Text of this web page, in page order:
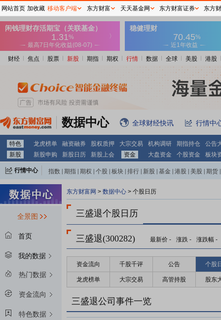
财经 焦点 股票 新股 期指 期权 行情 数据 全球 美股 港股
数据中心 全球财经快讯 行情中
特色 龙虎榜单 融资融券 股权质押 大宗交易 机构调研 期指持仓
公告
新股
新股申购 新股日历 新股上会 资金 大盘资金 个股资金 板块
行情中心 指数 期指 期权 个股 板块 排行 新股 基金 港股 美股 期货
全景图
首页
我的数据
热门数据
资金流向
特色数据
东方财富网 > 数据中心 > 个股日历
三盛退个股日历
三盛退(300282) 最新价 - 涨跌 - 涨跌幅 -
资金流向 千股千评 公告 个股
龙虎榜单 大宗交易 高管持股 股东
三盛退公司事件一览
网站首页 加收藏 移动客户端 东方财富 天天基金网 东方财富证券 东方